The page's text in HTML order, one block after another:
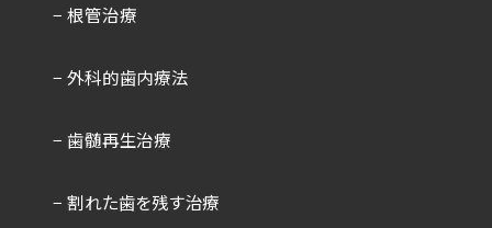
− 根管治療
− 外科的歯内療法
− 歯髄再生治療
− 割れた歯を残す治療